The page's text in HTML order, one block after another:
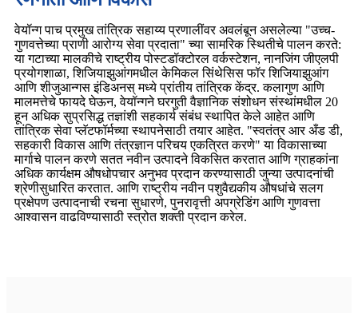
वेयॉन्ग पाच प्रमुख तांत्रिक सहाय्य प्रणालींवर अवलंबून असलेल्या "उच्च-
गुणवत्तेच्या प्राणी आरोग्य सेवा प्रदाता" च्या सामरिक स्थितीचे पालन करते:
या गटाच्या मालकीचे राष्ट्रीय पोस्टडॉक्टोरल वर्कस्टेशन, नानजिंग जीएलपी
प्रयोगशाळा, शिजियाझुआंगमधील केमिकल सिंथेसिस फॉर शिजियाझुआंग
आणि शीजुआन्गस इंडिअनस् मध्ये प्रांतीय तांत्रिक केंद्र. कलागुण आणि
मालमत्तेचे फायदे घेऊन, वेयॉन्गने घरगुती वैज्ञानिक संशोधन संस्थांमधील 20
हून अधिक सुप्रसिद्ध तज्ञांशी सहकार्य संबंध स्थापित केले आहेत आणि
तांत्रिक सेवा प्लॅटफॉर्मच्या स्थापनेसाठी तयार आहेत. "स्वतंत्र आर अँड डी,
सहकारी विकास आणि तंत्रज्ञान परिचय एकत्रित करणे" या विकासाच्या
मार्गाचे पालन करणे सतत नवीन उत्पादने विकसित करतात आणि ग्राहकांना
अधिक कार्यक्षम औषधोपचार अनुभव प्रदान करण्यासाठी जुन्या उत्पादनांची
श्रेणीसुधारित करतात. आणि राष्ट्रीय नवीन पशुवैद्यकीय औषधांचे सलग
प्रक्षेपण उत्पादनाची रचना सुधारणे, पुनरावृत्ती अपग्रेडिंग आणि गुणवत्ता
आश्वासन वाढविण्यासाठी स्त्रोत शक्ती प्रदान करेल.